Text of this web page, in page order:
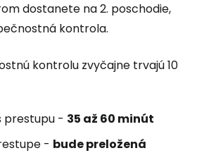
dostanete na 2. poschodie,
kontrola.
kontrolu zvyčajne trvajú 10
prestupu - 35 až 60 minút
- bude preložená